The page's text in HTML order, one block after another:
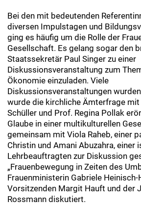
Bei den mit bedeutenden
diversen Impulstagen und
ging es häufig um die Rolle der
Gesellschaft. Es gelang sogar den
Staatssekretär Paul Singer zu einer
Diskussionsveranstaltung zum
Ökonomie einzuladen. Viele
Diskussionsveranstaltungen
wurde die kirchliche Ämterfrage
Schüller und Prof. Regina Pollak
Glaube in einer multikulturellen
gemeinsam mit Viola Raheb, einer
Christin und Amani Abuzahra, einer
Lehrbeauftragten zur Diskussion
„Frauenbewegung in Zeiten des
Frauenministerin Gabriele
Vorsitzenden Margit Hauft und der
Rossmann diskutiert.